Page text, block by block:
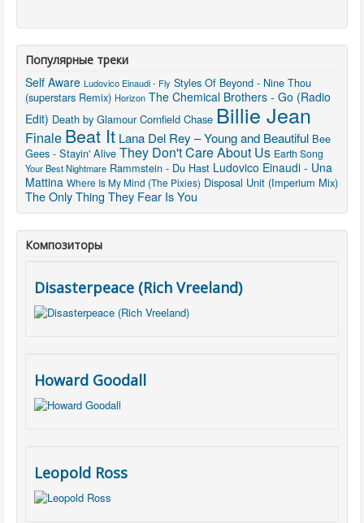
Популярные треки
Self Aware Ludovico Einaudi - Fly Styles Of Beyond - Nine Thou
(superstars Remix) Horizon The Chemical Brothers - Go (Radio
Edit) Death by Glamour Cornfield Chase Billie Jean
Finale Beat It Lana Del Rey – Young and Beautiful Bee
Gees - Stayin' Alive They Don't Care About Us Earth Song
Your Best Nightmare Rammstein - Du Hast Ludovico Einaudi - Una
Mattina Where Is My Mind (The Pixies) Disposal Unit (Imperium Mix)
The Only Thing They Fear Is You
Композиторы
Disasterpeace (Rich Vreeland)
Howard Goodall
Leopold Ross